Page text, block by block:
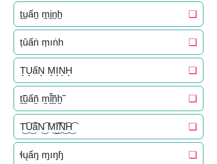
t̫u̫ấn̫ m̫i̫n̫h̫ ❏
ṭȗấṅ ṃıṅһ ❏
T͙U͙ấN͙ M͙I͙N͙H͙ ❏
t̰̃ṵ̃ấñ̰ m̰̃ḭ̃ñ̰h̰̃ ❏
T͜͡U͜͡ấN͜͡ M͜͡I͜͡N͜͡H͜͡ ❏
ɬųấŋ ɱıŋɧ ❏